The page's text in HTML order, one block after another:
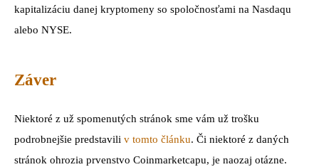
kapitalizáciu danej kryptomeny so spoločnosťami na Nasdaqu
alebo NYSE.
Záver
Niektoré z už spomenutých stránok sme vám už trošku
podrobnejšie predstavili v tomto článku. Či niektoré z daných
stránok ohrozia prvenstvo Coinmarketcapu, je naozaj otázne.